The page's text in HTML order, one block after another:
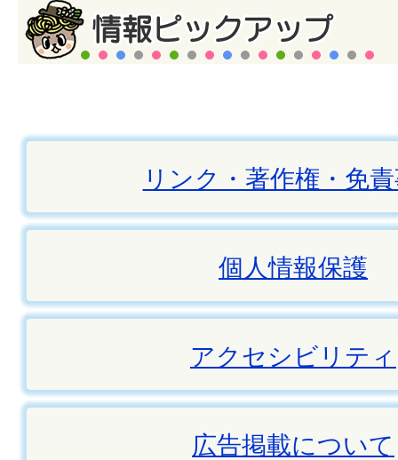
リンク・著作権・免
個人情報保護
アクセシビリティ
広告掲載について